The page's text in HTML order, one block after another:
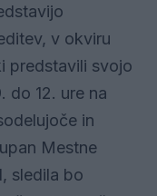
v okviru
predstavili svojo
do 12. ure na
in
Mestne
sledila bo